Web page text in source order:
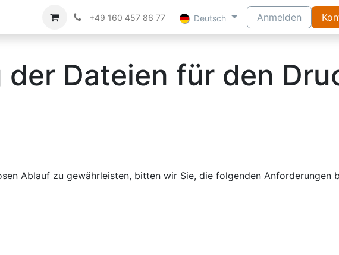
Über uns +49 160 457 86 77 Deutsch Anmelden
Dateien für den
Ablauf zu gewährleisten, bitten wir Sie, die folgenden Anforderungen